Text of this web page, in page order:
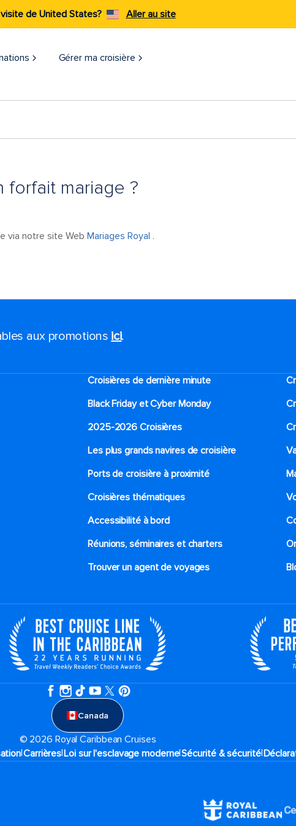
de United States? Aller au site
Gérer ma croisière​
forfait mariage ?
via notre site Web Mariages Royal .
aux promotions ici.
Croisières de dernière minute
Black Friday et Cyber Monday
2025-2026 Croisières
Les plus grands navires de croisière
Ports de croisière à proximité
Croisières thématiques
Accessibilité à bord​
Réunions, séminaires et charters
Trouver un agent de voyages
Canada
© 2026 Royal Caribbean Cruises
|Carrières|Loi sur l'esclavage moderne|Sécurité & sécurité|